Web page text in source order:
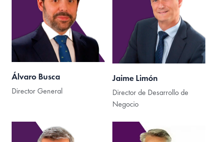
Álvaro Busca
Director General
Jaime Limón
Director de Desarrollo de
Negocio